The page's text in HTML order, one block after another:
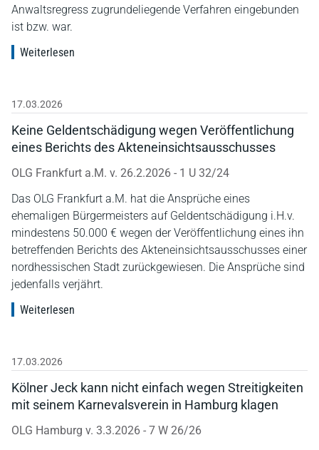
Anwaltsregress zugrundeliegende Verfahren eingebunden
ist bzw. war.
Weiterlesen
17.03.2026
Keine Geldentschädigung wegen Veröffentlichung
eines Berichts des Akteneinsichtsausschusses
OLG Frankfurt a.M. v. 26.2.2026 - 1 U 32/24
Das OLG Frankfurt a.M. hat die Ansprüche eines
ehemaligen Bürgermeisters auf Geldentschädigung i.H.v.
mindestens 50.000 € wegen der Veröffentlichung eines ihn
betreffenden Berichts des Akteneinsichtsausschusses einer
nordhessischen Stadt zurückgewiesen. Die Ansprüche sind
jedenfalls verjährt.
Weiterlesen
17.03.2026
Kölner Jeck kann nicht einfach wegen Streitigkeiten
mit seinem Karnevalsverein in Hamburg klagen
OLG Hamburg v. 3.3.2026 - 7 W 26/26